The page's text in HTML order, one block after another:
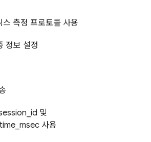
측정 프로토콜 사용
정보 설정
및
사용